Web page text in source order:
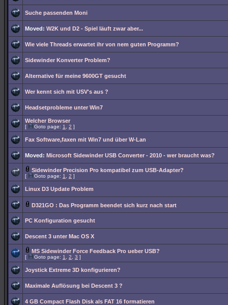
Suche passenden Moni
Moved: W2K und D2 - Spiel läuft zwar aber...
Wie viele Threads erwartet ihr von nem guten Programm?
Sidewinder Konverter Problem?
Alternative für meine 9600GT gesucht
Wer kennt sich mit USV's aus ?
Headsetprobleme unter Win7
Welcher Browser
[ Goto page: 1 2 ]
Fax Software,faxen mit Win7 und über W-Lan
Moved: Microsoft Sidewinder USB Converter - 2010 - wer braucht was?
Sidewinder Precision Pro kompatibel zum USB-Adapter?
[ Goto page: 1 2 ]
Linux D3 Update Problem
D321GO : Das Programm beendet sich kurz nach start
PC Konfiguration gesucht
Descent 3 unter Mac OS X
MS Sidewinder Force Feedback Pro ueber USB?
[ Goto page: 1 2 3 ]
Joystick Extreme 3D konfigurieren?
Maximale Auflösung bei Descent 3 ?
4 GB Compact Flash Disk als FAT 16 formatieren